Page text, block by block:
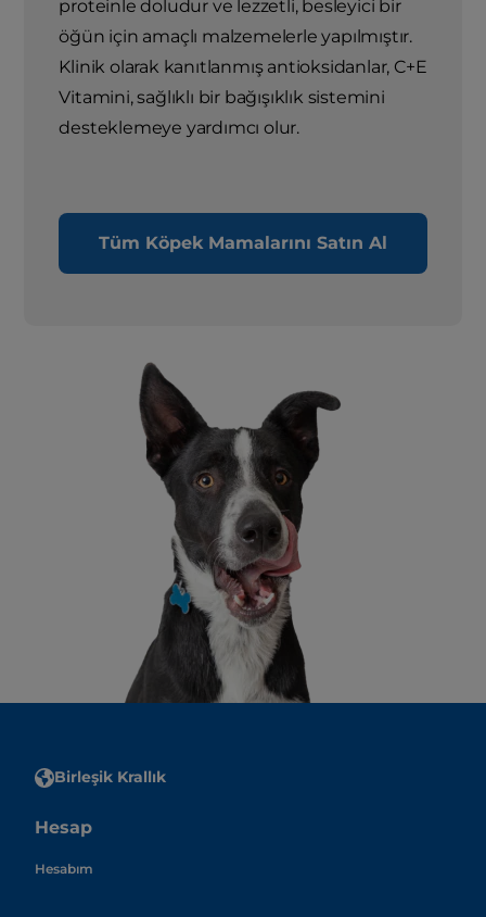
proteinle doludur ve lezzetli, besleyici bir
öğün için amaçlı malzemelerle yapılmıştır.
Klinik olarak kanıtlanmış antioksidanlar, C+E
Vitamini, sağlıklı bir bağışıklık sistemini
desteklemeye yardımcı olur.
Tüm Köpek Mamalarını Satın Al
Birleşik Krallık
Hesap
Hesabım